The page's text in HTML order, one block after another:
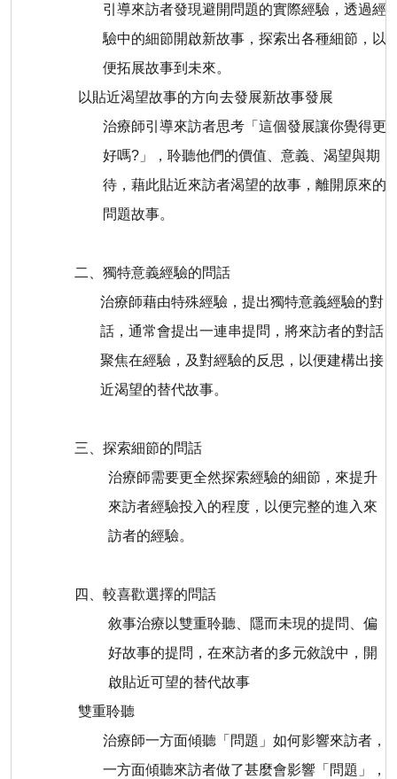
引導來訪者發現避開問題的實際經驗，透過經
驗中的細節開啟新故事，探索出各種細節，以
便拓展故事到未來。
以貼近渴望故事的方向去發展新故事發展
治療師引導來訪者思考「這個發展讓你覺得更
好嗎? 」，聆聽他們的價值、意義、渴望與期
待，藉此貼近來訪者渴望的故事，離開原來的
問題故事。
二、獨特意義經驗的問話
治療師藉由特殊經驗，提出獨特意義經驗的對
話，通常會提出一連串提問，將來訪者的對話
聚焦在經驗，及對經驗的反思，以便建構出接
近渴望的替代故事。
三、探索細節的問話
治療師需要更全然探索經驗的細節，來提升
來訪者經驗投入的程度，以便完整的進入來
訪者的經驗。
四、較喜歡選擇的問話
敘事治療以雙重聆聽、隱而未現的提問、偏
好故事的提問，在來訪者的多元敘說中，開
啟貼近可望的替代故事
雙重聆聽
治療師一方面傾聽「問題」如何影響來訪者，
一方面傾聽來訪者做了甚麼會影響「問題」，